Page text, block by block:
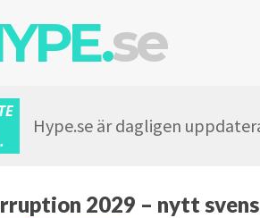
se
Hype.se är dagligen
2029 – nytt